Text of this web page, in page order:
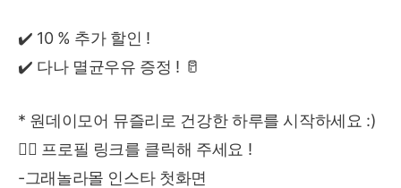
✔️ 10 % 추가 할인 !
✔️ 다나 멸균우유 증정 ! 🥛
* 원데이모어 뮤즐리로 건강한 하루를 시작하세요 :)
👉🏻 프로필 링크를 클릭해 주세요 !
-그래놀라몰 인스타 첫화면